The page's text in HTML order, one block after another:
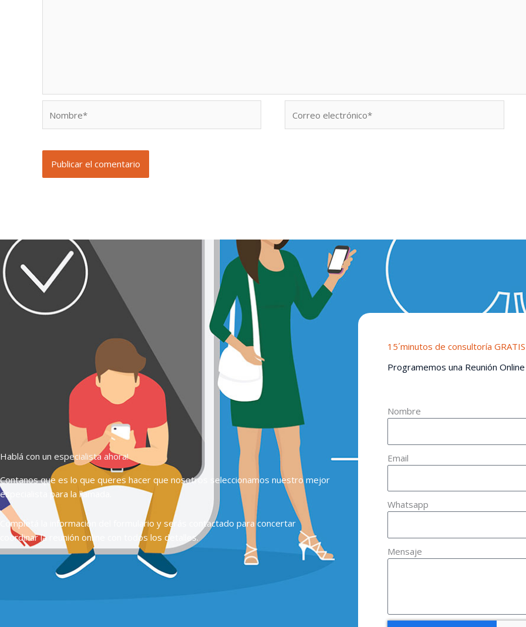
electrónico*
Hablá con un especialista ahora!
Contanos que es lo que queres hacer que nosotros seleccionamos nuestro mejor
especialista para la llamada.
Completá la información del formulario y serás contactado para concertar
coordinar la reunión online con todos los detalles.
15´minutos de consultoría GRATIS
Programemos una Reunión Online
Nombre
Email
Whatsapp
Mensaje